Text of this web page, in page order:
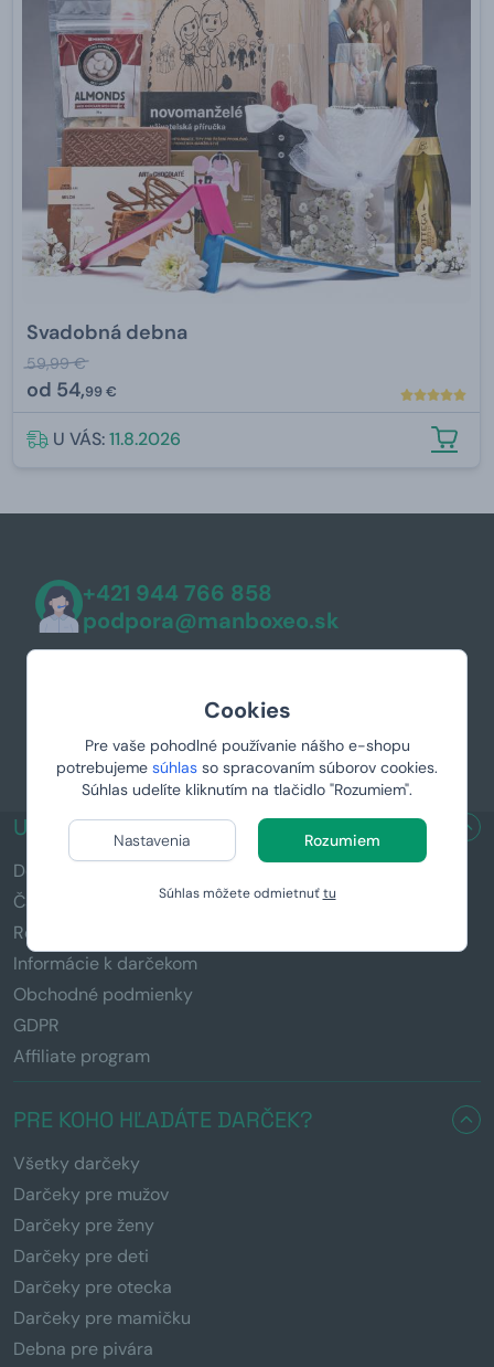
Cookies
Pre vaše pohodlné používanie nášho e-shopu
potrebujeme súhlas so spracovaním súborov cookies.
Súhlas udelíte kliknutím na tlačidlo "Rozumiem".
Nastavenia Rozumiem
Súhlas môžete odmietnuťtu
Svadobná debna
59,99 €
od 54,99 €
U VÁS:11.8.2026
+421 944 766 858
podpora@manboxeo.sk
UŽITOČNÉ ODKAZY
Doručenie a platba
Časté otázky (FAQ)
Reklamácia a vrátenie tovaru
Informácie k darčekom
Obchodné podmienky
GDPR
Affiliate program
PRE KOHO HĽADÁTE DARČEK?
Všetky darčeky
Darčeky pre mužov
Darčeky pre ženy
Darčeky pre deti
Darčeky pre otecka
Darčeky pre mamičku
Debna pre pivára